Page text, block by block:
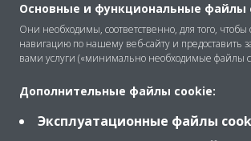
O Daikin
Основные и функциональные файлы
Они необходимы, соответственно, для того, чтобы
навигацию по нашему веб-сайту и предоставить
вами услуги («минимально необходимые файлы
Дополнительные файлы cookie:
Эксплуатационные файлы